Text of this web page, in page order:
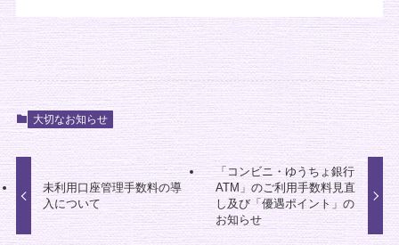
大切なお知らせ
未利用口座管理手数料の導
入について
「コンビニ・ゆうちょ銀行
ATM」のご利用手数料見直
し及び「優遇ポイント」の
お知らせ